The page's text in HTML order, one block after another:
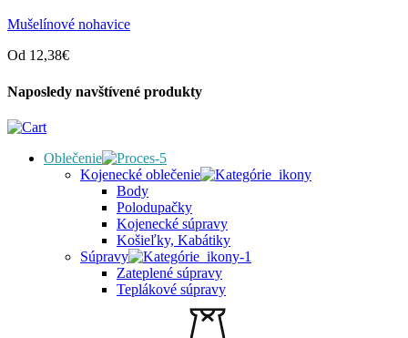
Mušelínové nohavice
Od 12,38€
Naposledy navštívené produkty
Oblečenie
Kojenecké oblečenie
Body
Polodupačky
Kojenecké súpravy
Košieľky, Kabátiky
Súpravy
Zateplené súpravy
Teplákové súpravy